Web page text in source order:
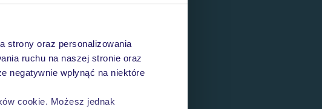
strony oraz personalizowania
ruchu na naszej stronie oraz
negatywnie wpłynąć na niektóre
cookie. Możesz jednak